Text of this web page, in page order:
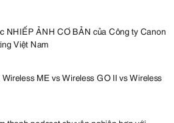
NHIẾP ẢNH CƠ BẢN của Công ty Canon
Việt Nam
ME vs Wireless GO II vs Wireless